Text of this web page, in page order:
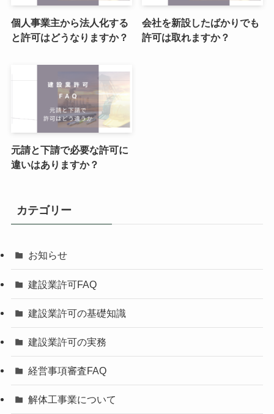
個人事業主から法人化する
と許可はどうなりますか？
会社を新設したばかりでも
許可は取れますか？
元請と下請で必要な許可に
違いはありますか？
カテゴリー
お知らせ
建設業許可FAQ
建設業許可の基礎知識
建設業許可の実務
経営事項審査FAQ
解体工事業について